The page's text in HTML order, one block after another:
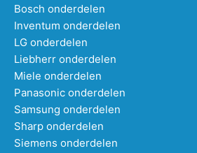
Bosch onderdelen
Inventum onderdelen
LG onderdelen
Liebherr onderdelen
Miele onderdelen
Panasonic onderdelen
Samsung onderdelen
Sharp onderdelen
Siemens onderdelen